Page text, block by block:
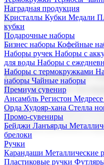
Наградная продукция
Kристаллы Кубки Медали
кубки
Подарочные наборы
Бизнес наборы Кофейные
Наборы ручек Наборы с
для воды Наборы с
Наборы с термокружками
наборы Чайные наборы
Премиум сувенир
Ансамбль Регистон
Орда Худояр-хана Стелла
Промо-сувениры
Бейджи Ланъярды
брелоки
Ручки
Карандаши Металлические
Пластиковые ручки
Корпоративные
Поставка со
Мы предлагаем широкий
сувениров с логотипом. В
продукцию для бизнеса,